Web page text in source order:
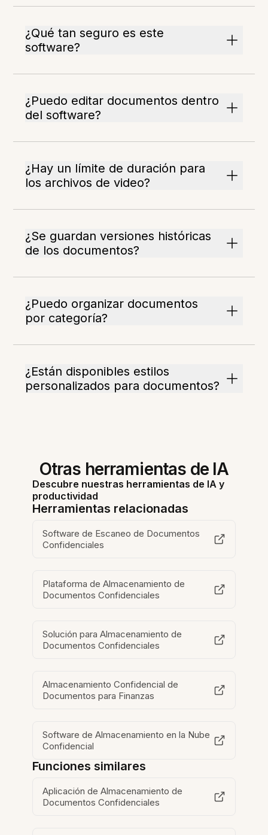
¿Qué tan seguro es este
software?
¿Puedo editar documentos dentro
del software?
¿Hay un límite de duración para
los archivos de video?
¿Se guardan versiones históricas
de los documentos?
¿Puedo organizar documentos
por categoría?
¿Están disponibles estilos
personalizados para documentos?
Otras herramientas de IA
Descubre nuestras herramientas de IA y
productividad
Herramientas relacionadas
Software de Escaneo de Documentos
Confidenciales
Plataforma de Almacenamiento de
Documentos Confidenciales
Solución para Almacenamiento de
Documentos Confidenciales
Almacenamiento Confidencial de
Documentos para Finanzas
Software de Almacenamiento en la Nube
Confidencial
Funciones similares
Aplicación de Almacenamiento de
Documentos Confidenciales